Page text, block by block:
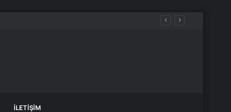
İLETIŞIM